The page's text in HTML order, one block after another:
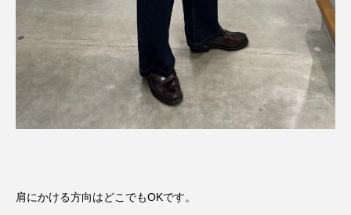
肩にかける方向はどこでもOKです。